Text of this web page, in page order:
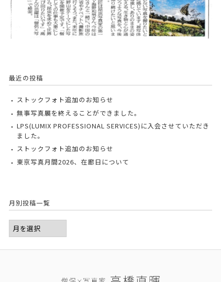
最近の投稿
ストックフォト追加のお知らせ
無事写真展を終えることができました。
LPS(LUMIX PROFESSIONAL SERVICES)に入会させていただき
ました。
ストックフォト追加のお知らせ
東京写真月間2026、在廊日について
月別投稿一覧